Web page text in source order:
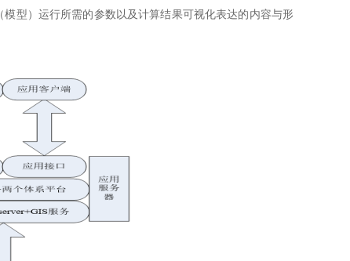
型）运行所需的参数以及计算结果可视化表达的内容与形